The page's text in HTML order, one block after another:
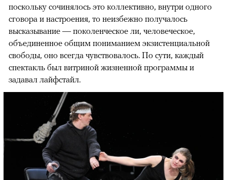
поскольку сочинялось это коллективно, внутри одного
сговора и настроения, то неизбежно получалось
высказывание — поколенческое ли, человеческое,
объединенное общим пониманием экзистенциальной
свободы, оно всегда чувствовалось. По сути, каждый
спектакль был витриной жизненной программы и
задавал лайфстайл.